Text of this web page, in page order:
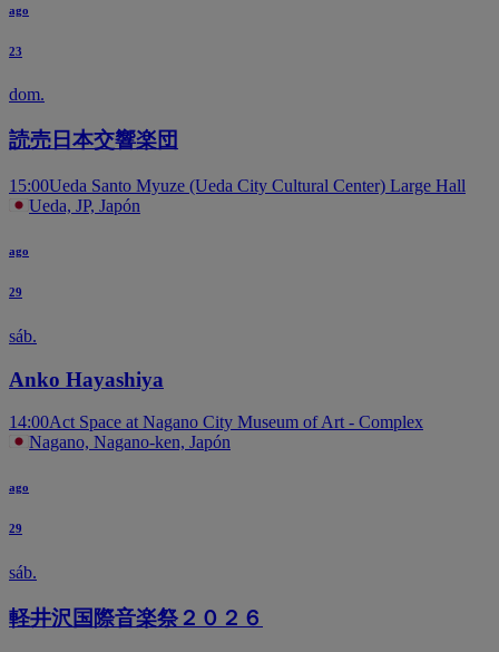
ago
23
dom.
読売日本交響楽団
15:00Ueda Santo Myuze (Ueda City Cultural Center) Large Hall
Ueda, JP, Japón
ago
29
sáb.
Anko Hayashiya
14:00Act Space at Nagano City Museum of Art - Complex
Nagano, Nagano-ken, Japón
ago
29
sáb.
軽井沢国際音楽祭２０２６